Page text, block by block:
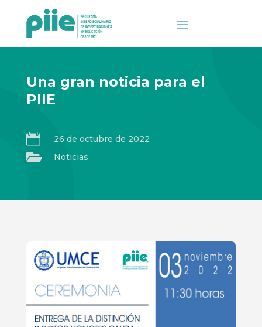
Una gran noticia para el
PIIE
 26 de octubre de 2022
 Noticias